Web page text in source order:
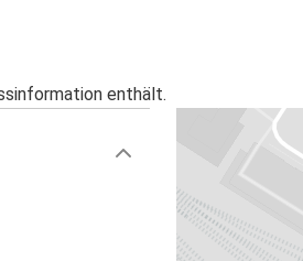
enthält.